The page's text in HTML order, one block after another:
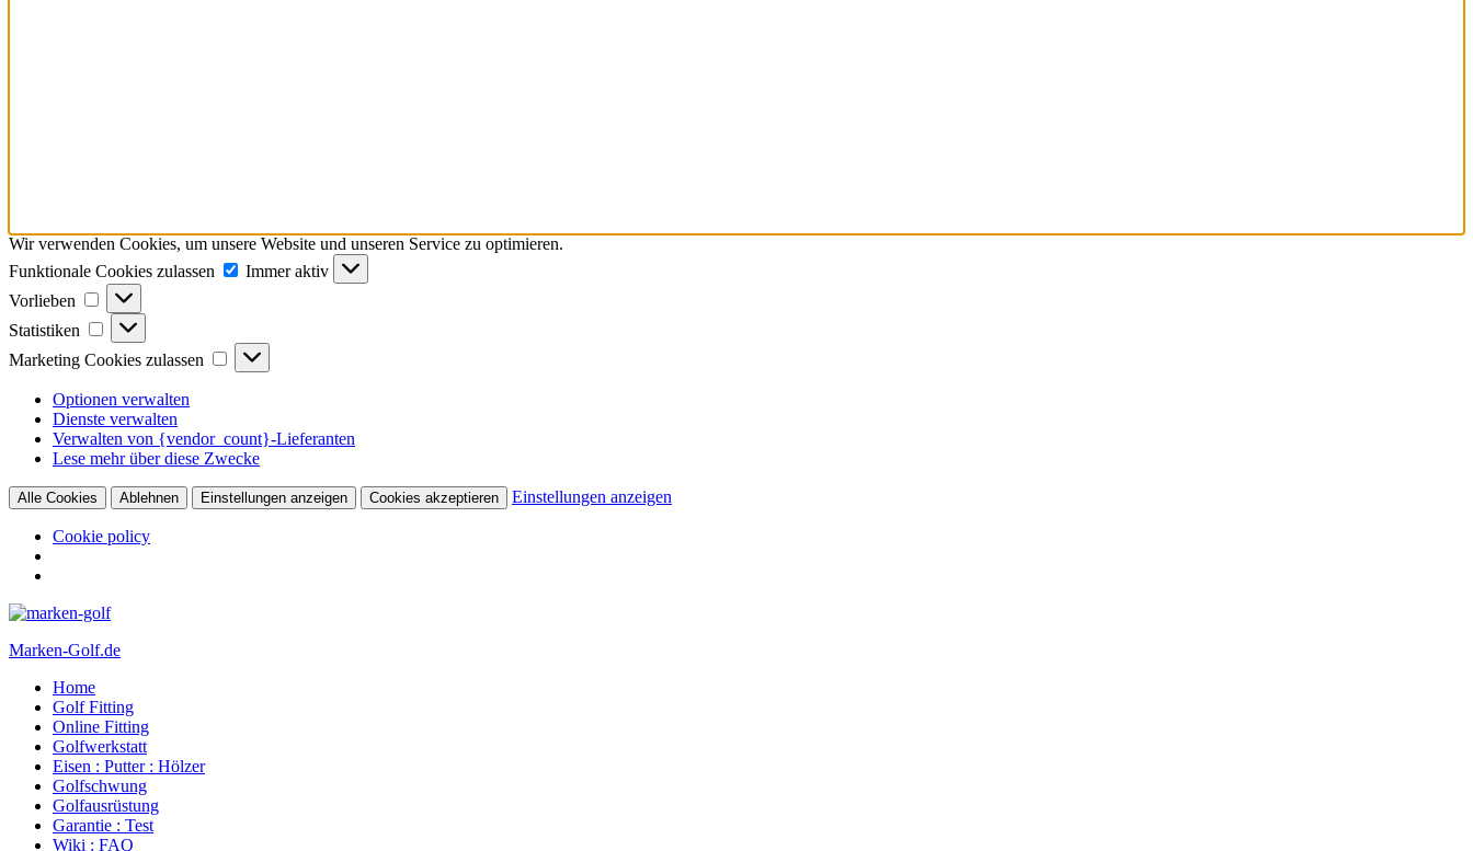
Wir verwenden Cookies, um unsere Website und unseren Service zu optimieren.
Funktionale Cookies zulassen
Funktionale
Cookies
Immer aktiv
Vorlieben
Vorlieben
Statistiken Statistiken
Marketing Cookies zulassen
Marketing
Cookies
Optionen verwalten
Dienste verwalten
Verwalten von {vendor_count}-Lieferanten
Lese mehr über diese Zwecke
Alle Cookies Ablehnen Einstellungen anzeigen Cookies akzeptieren Einstellungen anzeigen
Cookie policy
Marken-Golf.de
Golfschläger made in Germany
Home
Golf Fitting
Online Fitting
Golfwerkstatt
Eisen : Putter : Hölzer
Golfschwung
Golfausrüstung
Garantie : Test
Wiki : FAQ